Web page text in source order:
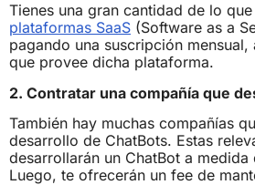
Tienes una gran cantidad de lo
plataformas SaaS (Software as a
pagando una suscripción mensual,
que provee dicha plataforma.
2. Contratar una compañía que
También hay muchas compañías
desarrollo de ChatBots. Estas
desarrollarán un ChatBot a
Luego, te ofrecerán un fee de